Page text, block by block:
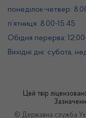
понеділок-четвер:
п’ятниця: 8.00-15.45
Обідня перерва:
Вихідні дні: субота,
Цей твір
© Державна служба